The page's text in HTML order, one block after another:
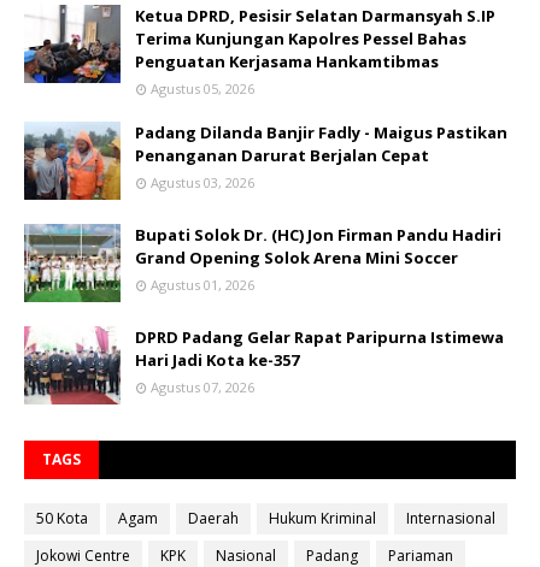
Ketua DPRD, Pesisir Selatan Darmansyah S.IP
Terima Kunjungan Kapolres Pessel Bahas
Penguatan Kerjasama Hankamtibmas
Agustus 05, 2026
Padang Dilanda Banjir Fadly - Maigus Pastikan
Penanganan Darurat Berjalan Cepat
Agustus 03, 2026
Bupati Solok Dr. (HC) Jon Firman Pandu Hadiri
Grand Opening Solok Arena Mini Soccer
Agustus 01, 2026
DPRD Padang Gelar Rapat Paripurna Istimewa
Hari Jadi Kota ke-357
Agustus 07, 2026
TAGS
50 Kota Agam Daerah Hukum Kriminal
Internasional
Jokowi Centre
KPK Nasional Padang
Pariaman